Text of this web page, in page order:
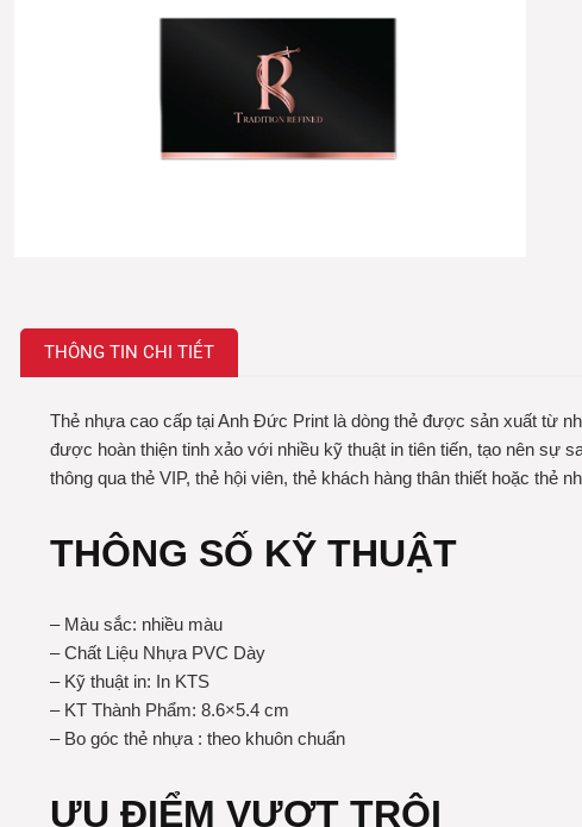
THÔNG TIN CHI TIẾT
Thẻ nhựa cao cấp tại Anh Đức Print là dòng thẻ được sản xuất từ
được hoàn thiện tinh xảo với nhiều kỹ thuật in tiên tiến, tạo nên sự
thông qua thẻ VIP, thẻ hội viên, thẻ khách hàng thân thiết hoặc thẻ
THÔNG SỐ KỸ THUẬT
– Màu sắc: nhiều màu
– Chất Liệu Nhựa PVC Dày
– Kỹ thuật in: In KTS
– KT Thành Phẩm: 8.6×5.4 cm
– Bo góc thẻ nhựa : theo khuôn chuẩn
ƯU ĐIỂM VƯỢT TRỘI